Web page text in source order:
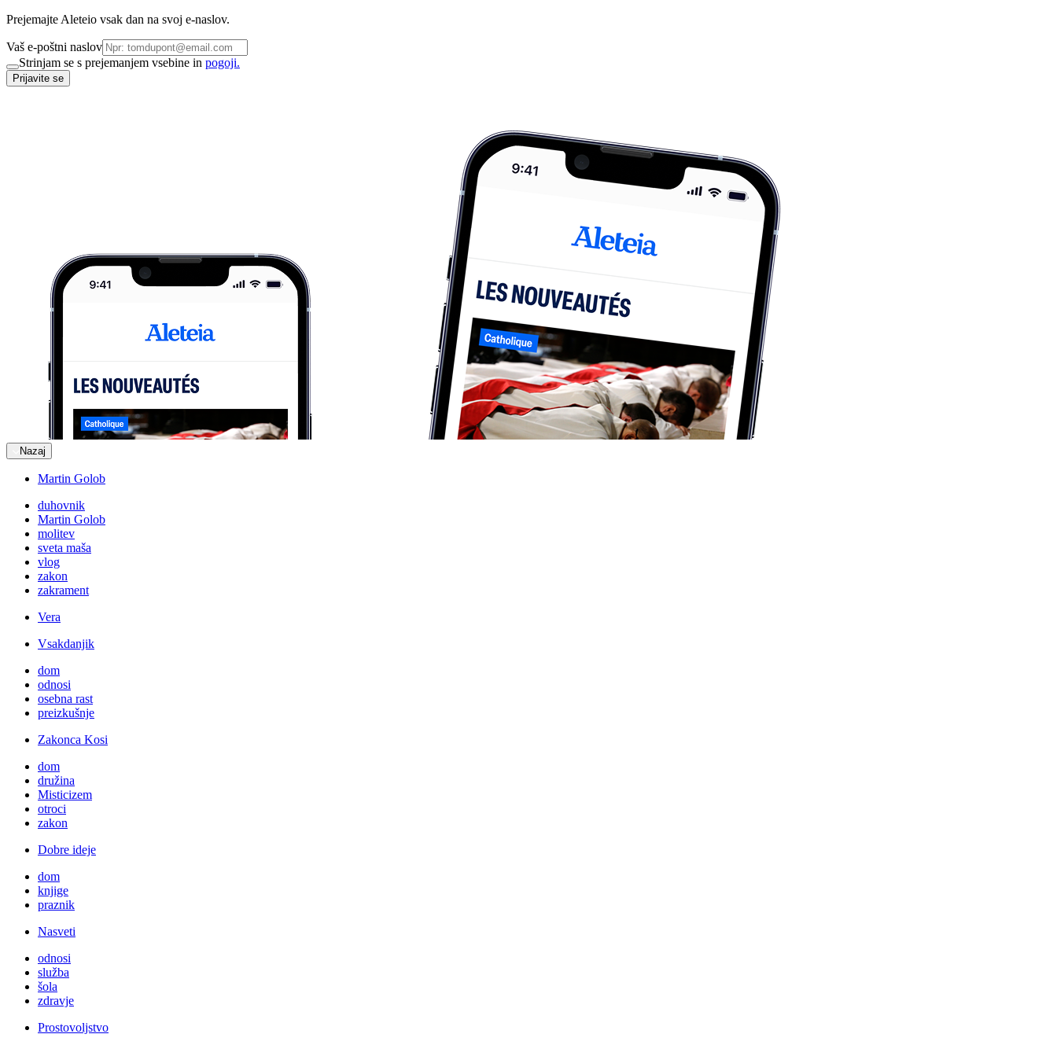
Prejemajte Aleteio vsak dan na svoj e-naslov.
Vaš e-poštni naslov
Strinjam se s prejemanjem vsebine in pogoji.
Prijavite se
Nazaj
Martin Golob
duhovnik
Martin Golob
molitev
sveta maša
vlog
zakon
zakrament
Vera
Vsakdanjik
dom
odnosi
osebna rast
preizkušnje
Zakonca Kosi
dom
družina
Misticizem
otroci
zakon
Dobre ideje
dom
knjige
praznik
Nasveti
odnosi
služba
šola
zdravje
Prostovoljstvo